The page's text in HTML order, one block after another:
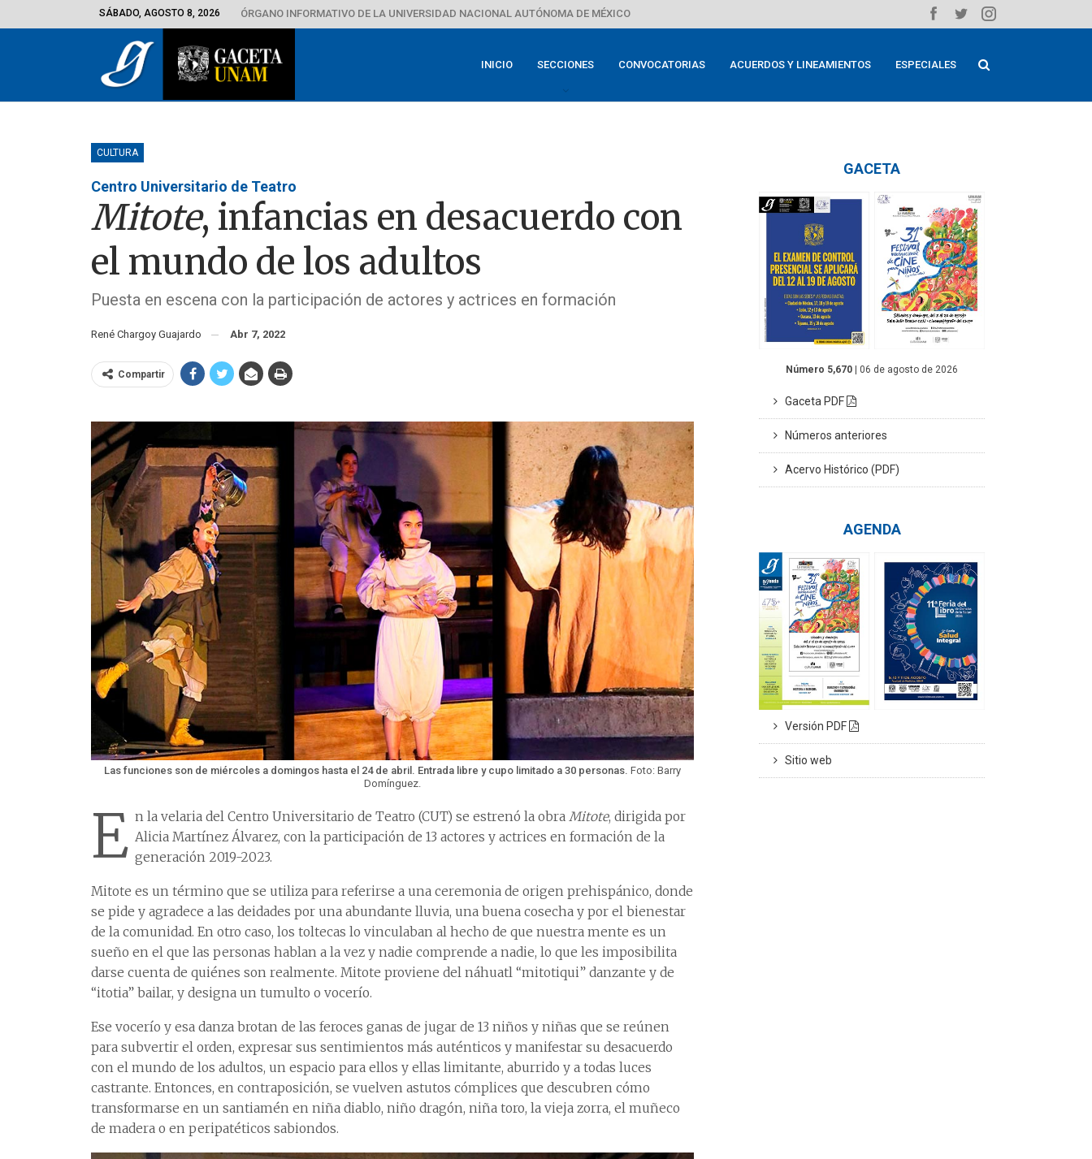
SÁBADO, AGOSTO 8, 2026 ÓRGANO INFORMATIVO DE LA UNIVERSIDAD NACIONAL AUTÓNOMA DE MÉXICO
INICIO SECCIONES CONVOCATORIAS ACUERDOS Y LINEAMIENTOS ESPECIALES
CULTURA
Centro Universitario de Teatro
Mitote, infancias en desacuerdo con
el mundo de los adultos
Puesta en escena con la participación de actores y actrices en formación
René Chargoy Guajardo Abr 7, 2022
Compartir
Las funciones son de miércoles a domingos hasta el 24 de abril. Entrada libre y cupo limitado a 30 personas.Foto: Barry
Domínguez.
E n la velaria del Centro Universitario de Teatro (CUT) se estrenó la obra Mitote, dirigida por
Alicia Martínez Álvarez, con la participación de 13 actores y actrices en formación de la
generación 2019-2023.
Mitote es un término que se utiliza para referirse a una ceremonia de origen prehispánico, donde
se pide y agradece a las deidades por una abundante lluvia, una buena cosecha y por el bienestar
de la comunidad. En otro caso, los toltecas lo vinculaban al hecho de que nuestra mente es un
sueño en el que las personas hablan a la vez y nadie comprende a nadie, lo que les imposibilita
darse cuenta de quiénes son realmente. Mitote proviene del náhuatl “mitotiqui” danzante y de
“itotia” bailar, y designa un tumulto o vocerío.
Ese vocerío y esa danza brotan de las feroces ganas de jugar de 13 niños y niñas que se reúnen
para subvertir el orden, expresar sus sentimientos más auténticos y manifestar su desacuerdo
con el mundo de los adultos, un espacio para ellos y ellas limitante, aburrido y a todas luces
castrante. Entonces, en contraposición, se vuelven astutos cómplices que descubren cómo
transformarse en un santiamén en niña diablo, niño dragón, niña toro, la vieja zorra, el muñeco
de madera o en peripatéticos sabiondos.
GACETA
Número 5,670 | 06 de agosto de 2026
Gaceta PDF
Números anteriores
Acervo Histórico (PDF)
AGENDA
Versión PDF
Sitio web